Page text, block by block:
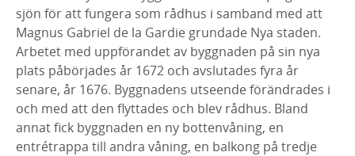
sjön för att fungera som rådhus i samband med att
Magnus Gabriel de la Gardie grundade Nya staden.
Arbetet med uppförandet av byggnaden på sin nya
plats påbörjades år 1672 och avslutades fyra år
senare, år 1676. Byggnadens utseende förändrades i
och med att den flyttades och blev rådhus. Bland
annat fick byggnaden en ny bottenvåning, en
entrétrappa till andra våning, en balkong på tredje